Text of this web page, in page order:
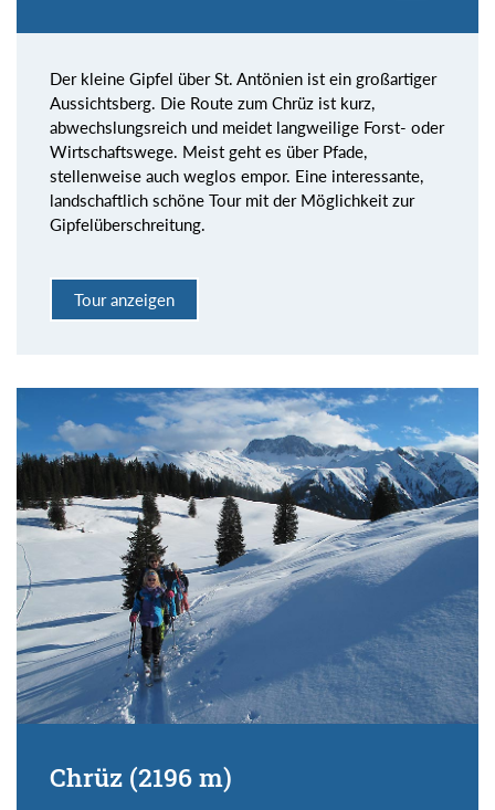
Der kleine Gipfel über St. Antönien ist ein großartiger
Aussichtsberg. Die Route zum Chrüz ist kurz,
abwechslungsreich und meidet langweilige Forst- oder
Wirtschaftswege. Meist geht es über Pfade,
stellenweise auch weglos empor. Eine interessante,
landschaftlich schöne Tour mit der Möglichkeit zur
Gipfelüberschreitung.
Tour anzeigen
Chrüz (2196 m)